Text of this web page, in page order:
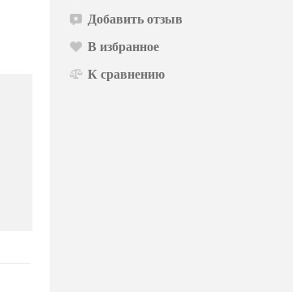
Добавить отзыв
В избранное
К сравнению